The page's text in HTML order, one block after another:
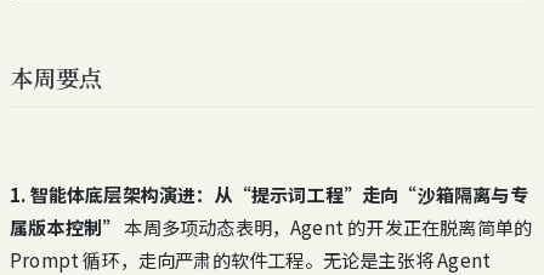
本周要点
1. 智能体底层架构演进：从“提示词工程”走向“沙箱隔离与专
属版本控制” 本周多项动态表明，Agent 的开发正在脱离简单的
Prompt 循环，走向严肃的软件工程。无论是主张将 Agent